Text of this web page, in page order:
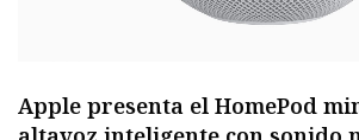
Apple presenta el HomePod